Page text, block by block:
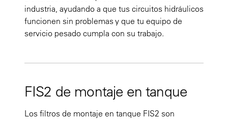
industria, ayudando a que tus circuitos hidráulicos
funcionen sin problemas y que tu equipo de
servicio pesado cumpla con su trabajo.
FIS2 de montaje en tanque
Los filtros de montaje en tanque FIS2 son